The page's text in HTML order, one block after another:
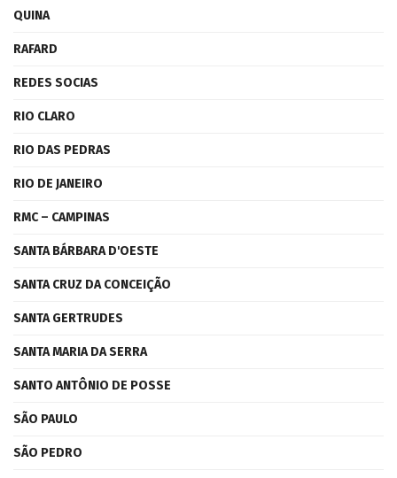
QUINA
RAFARD
REDES SOCIAS
RIO CLARO
RIO DAS PEDRAS
RIO DE JANEIRO
RMC – CAMPINAS
SANTA BÁRBARA D'OESTE
SANTA CRUZ DA CONCEIÇÃO
SANTA GERTRUDES
SANTA MARIA DA SERRA
SANTO ANTÔNIO DE POSSE
SÃO PAULO
SÃO PEDRO